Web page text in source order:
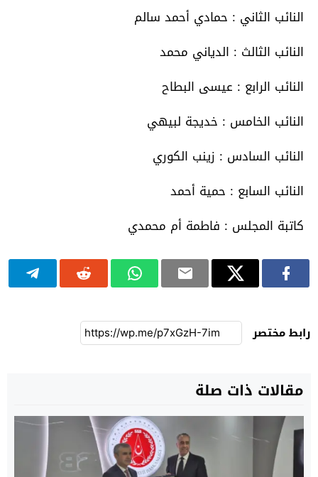
النائب الثاني : حمادي أحمد سالم
النائب الثالث : الدياني محمد
النائب الرابع : عيسى البطاح
النائب الخامس : خديجة لبيهي
النائب السادس : زينب الكوري
النائب السابع : حمية أحمد
كاتبة المجلس : فاطمة أم محمدي
رابط مختصر
مقالات ذات صلة